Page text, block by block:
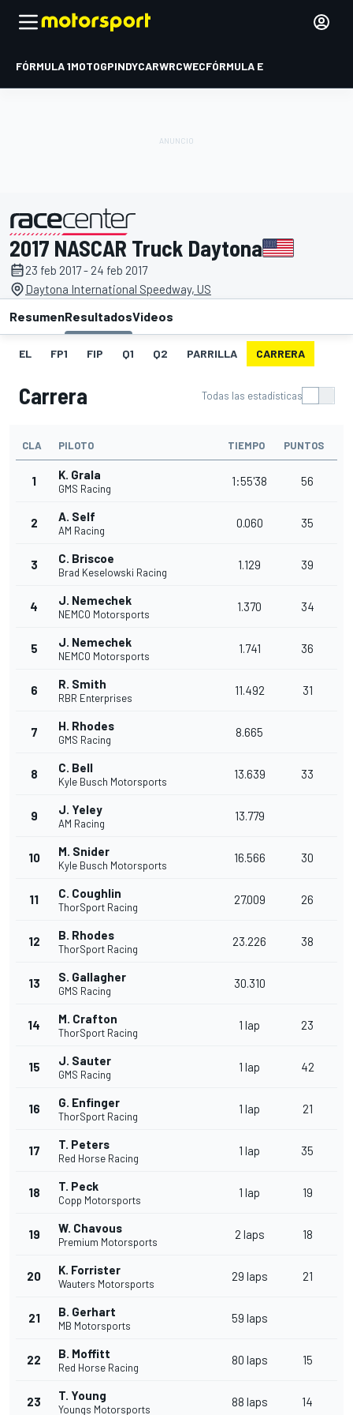
FÓRMULA 1MOTOGPINDYCARWRCWECFÓRMULA E
presentado por
2017 NASCAR Truck Daytona
23 feb 2017 - 24 feb 2017
Daytona International Speedway, US
ResumenResultadosVideos
EL FP1 FIP Q1 Q2 PARRILLA CARRERA
Carrera Todas las estadísticas
CLA PILOTO TIEMPO PUNTOS
1 K. Grala
GMS Racing
1:55'38 56
2 A. Self
AM Racing
0.060 35
3 C. Briscoe
Brad Keselowski Racing
1.129 39
4 J. Nemechek
NEMCO Motorsports
1.370 34
5 J. Nemechek
NEMCO Motorsports
1.741 36
6 R. Smith
RBR Enterprises
11.492 31
7 H. Rhodes
GMS Racing
8.665
8 C. Bell
Kyle Busch Motorsports
13.639 33
9 J. Yeley
AM Racing
13.779
10 M. Snider
Kyle Busch Motorsports
16.566 30
11 C. Coughlin
ThorSport Racing
27.009 26
12 B. Rhodes
ThorSport Racing
23.226 38
13 S. Gallagher
GMS Racing
30.310
14 M. Crafton
ThorSport Racing
1 lap 23
15 J. Sauter
GMS Racing
1 lap 42
16 G. Enfinger
ThorSport Racing
1 lap 21
17 T. Peters
Red Horse Racing
1 lap 35
18 T. Peck
Copp Motorsports
1 lap 19
19 W. Chavous
Premium Motorsports
2 laps 18
20 K. Forrister
Wauters Motorsports
29 laps 21
21 B. Gerhart
MB Motorsports
59 laps
22 B. Moffitt
Red Horse Racing
80 laps 15
23 T. Young
Youngs Motorsports
88 laps 14